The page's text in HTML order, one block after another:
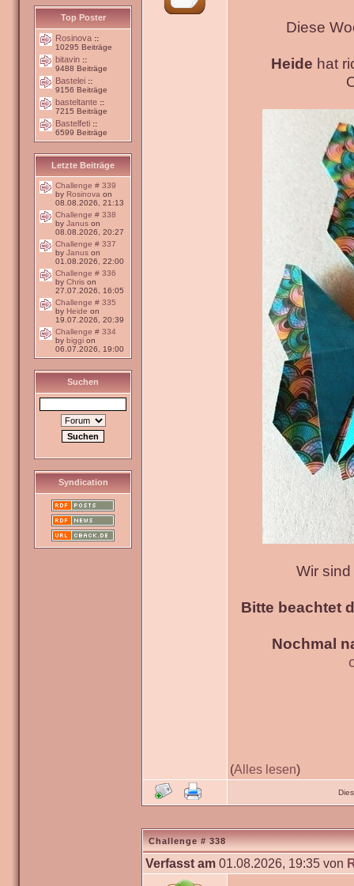
Top Poster
Rosinova ::
10295 Beiträge
bitavin ::
9488 Beiträge
Bastelei ::
9156 Beiträge
basteltante ::
7215 Beiträge
Bastelfeti ::
6599 Beiträge
Letzte Beiträge
Challenge # 339
by Rosinova on
08.08.2026, 21:13
Challenge # 338
by Janus on
08.08.2026, 20:27
Challenge # 337
by Janus on
01.08.2026, 22:00
Challenge # 336
by Chris on
27.07.2026, 16:05
Challenge # 335
by Heide on
19.07.2026, 20:39
Challenge # 334
by biggi on
06.07.2026, 19:00
Suchen
Syndication
Diese
Heide hat
Wir
Bitte beachtet
Nochmal
(Alles lesen)
Challenge # 338
Verfasst am 01.08.2026, 19:35 von